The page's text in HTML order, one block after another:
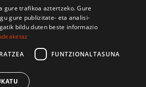
gure trafikoa aztertzeko. Gure
gure publizitate- eta analisi-
bildu duten beste informazio
FUNTZIONALTASUNA